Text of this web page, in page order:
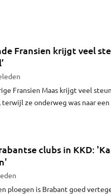
Fransien krijgt veel
Fransien Maas krijgt veel
ze onderweg was naar
clubs in KKD:
ploegen is Brabant goed